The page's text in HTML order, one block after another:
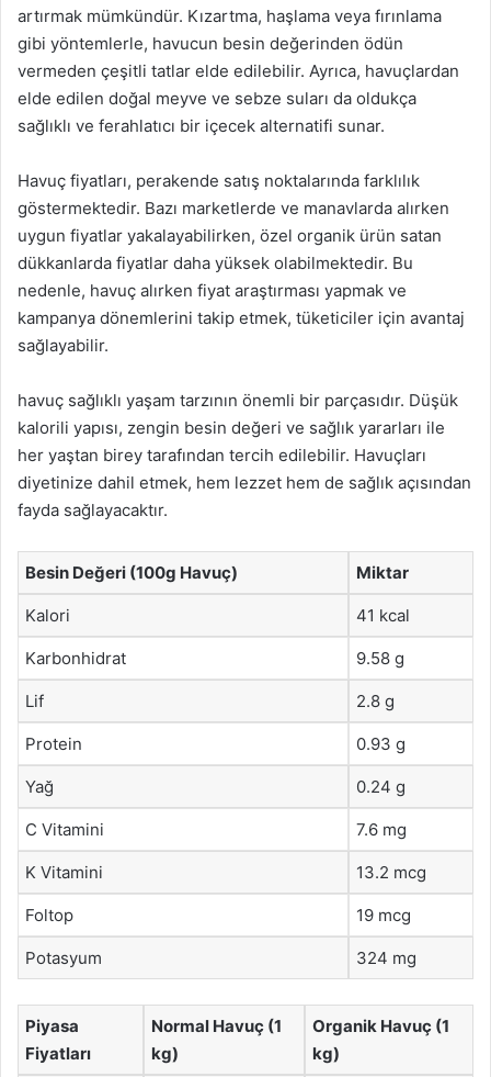
artırmak mümkündür. Kızartma, haşlama veya fırınlama
gibi yöntemlerle, havucun besin değerinden ödün
vermeden çeşitli tatlar elde edilebilir. Ayrıca, havuçlardan
elde edilen doğal meyve ve sebze suları da oldukça
sağlıklı ve ferahlatıcı bir içecek alternatifi sunar.
Havuç fiyatları, perakende satış noktalarında farklılık
göstermektedir. Bazı marketlerde ve manavlarda alırken
uygun fiyatlar yakalayabilirken, özel organik ürün satan
dükkanlarda fiyatlar daha yüksek olabilmektedir. Bu
nedenle, havuç alırken fiyat araştırması yapmak ve
kampanya dönemlerini takip etmek, tüketiciler için avantaj
sağlayabilir.
havuç sağlıklı yaşam tarzının önemli bir parçasıdır. Düşük
kalorili yapısı, zengin besin değeri ve sağlık yararları ile
her yaştan birey tarafından tercih edilebilir. Havuçları
diyetinize dahil etmek, hem lezzet hem de sağlık açısından
fayda sağlayacaktır.
Besin Değeri (100g Havuç) Miktar
Kalori 41 kcal
Karbonhidrat 9.58 g
Lif 2.8 g
Protein 0.93 g
Yağ 0.24 g
C Vitamini 7.6 mg
K Vitamini 13.2 mcg
Foltop 19 mcg
Potasyum 324 mg
Piyasa
Fiyatları
Normal Havuç (1
kg)
Organik Havuç (1
kg)